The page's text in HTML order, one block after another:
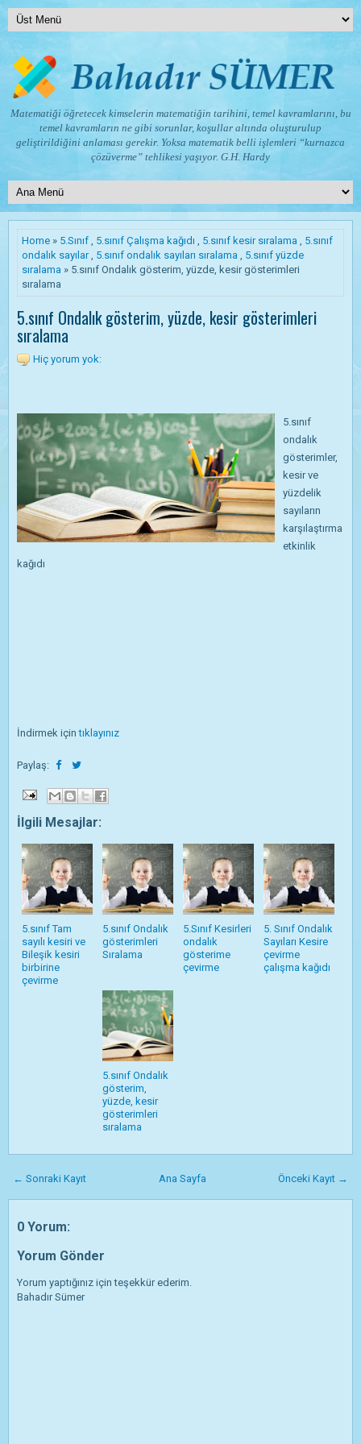
Matematiği öğretecek kimselerin matematiğin tarihini, temel kavramlarını, bu
temel kavramların ne gibi sorunlar, koşullar altında oluşturulup
geliştirildiğini anlaması gerekir. Yoksa matematik belli işlemleri “kurnazca
çözüverme” tehlikesi yaşıyor. G.H. Hardy
Home » 5.Sınıf , 5.sınıf Çalışma kağıdı , 5.sınıf kesir sıralama , 5.sınıf
ondalık sayılar, 5.sınıf ondalık sayıları sıralama , 5.sınıf yüzde
sıralama » 5.sınıf Ondalık gösterim, yüzde, kesir gösterimleri
sıralama
5.sınıf Ondalık gösterim, yüzde, kesir gösterimleri
sıralama
Hiç yorum yok:
5.sınıf
ondalık
gösterimler,
kesir ve
yüzdelik
sayıların
karşılaştırma
etkinlik
kağıdı
İndirmek içintıklayınız
Paylaş:
İlgili Mesajlar:
5.sınıf Tam
sayılı kesiri ve
Bileşik kesiri
birbirine
çevirme
5.sınıf Ondalık
gösterimleri
Sıralama
5.Sınıf Kesirleri
ondalık
gösterime
çevirme
5. Sınıf Ondalık
Sayıları Kesire
çevirme
çalışma kağıdı
5.sınıf Ondalık
gösterim,
yüzde, kesir
gösterimleri
sıralama
← Sonraki Kayıt Önceki Kayıt →
Ana Sayfa
0 Yorum:
Yorum Gönder
Yorum yaptığınız için teşekkür ederim.
Bahadır Sümer